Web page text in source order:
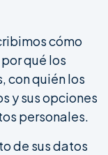
cómo
qué los
con quién los
y sus opciones
personales.
de sus datos